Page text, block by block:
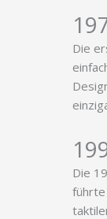
Die
Die
führte